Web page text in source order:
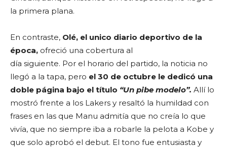
la primera plana.
En contraste, Olé, el unico diario deportivo de la
época, ofreció una cobertura al
día siguiente. Por el horario del partido, la noticia no
llegó a la tapa, pero el 30 de octubre le dedicó una
doble página bajo el título “Un pibe modelo”. Allí lo
mostró frente a los Lakers y resaltó la humildad con
frases en las que Manu admitía que no creía lo que
vivía, que no siempre iba a robarle la pelota a Kobe y
que solo aprobó el debut. El tono fue entusiasta y